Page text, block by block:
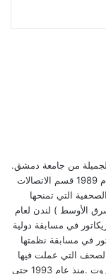
الجميلة من جامعة دمشق.
متخرج من كلية الفنون الجميلة جامعة دمشق 00 عام 1989 قسم الاتصالات
التي تمنحها
الأوسط ) لندن لعام
في مسابقة دولية
في مسابقة نظمتها
في بيروت عام 1989 . اهم الصحف التي عملت فيها
سابقا: *رسام كاريكاتور جريدة ( السفير ) اللبنانية بيروت .منذ عام 1993 حتى